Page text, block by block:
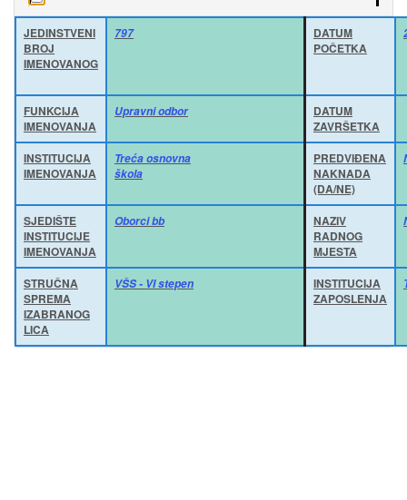
JEDINSTVENI
BROJ
IMENOVANOG
797
DATUM
POČETKA
FUNKCIJA
IMENOVANJA
Upravni odbor
DATUM
ZAVRŠETKA
INSTITUCIJA
IMENOVANJA
Treća osnovna
škola
PREDVIĐENA
NAKNADA
(DA/NE)
SJEDIŠTE
INSTITUCIJE
IMENOVANJA
Oborci bb
NAZIV
RADNOG
MJESTA
STRUČNA
SPREMA
IZABRANOG
LICA
VŠS - VI stepen
INSTITUCIJA
ZAPOSLENJA